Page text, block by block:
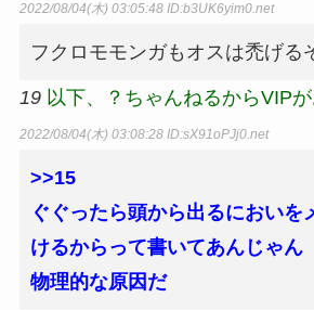
2022/08/04(木) 03:05:48 ID:b3UK6yim0.net
フクロモモンガもオスは禿げる
19 以下、？ちゃんねるからVIP
2022/08/04(木) 03:08:28 ID:sX91oPJj0.net
>>15
ぐぐったら頭から出るにおいを
けるからって書いてあんじゃん
物理的な原因だ